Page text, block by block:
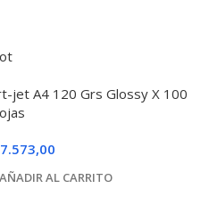
jet A4 120 Grs Glossy X 100
7.573,00
AÑADIR AL CARRITO